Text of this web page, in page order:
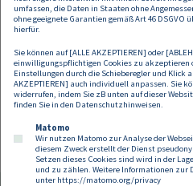
basierten Lösungen
Zur Anmeldung geht eshier.
umfassen, die Daten in Staaten ohne
ohne geeignete Garantien gemäß Art 46
hierfür.
Sie können auf [ALLE AKZEPTIEREN] oder
einwilligungspflichtigen Cookies zu akzeptieren
Einstellungen durch die Schieberegler und Klick
AKZEPTIEREN] auch individuell anpassen. Sie
widerrufen, indem Sie zB unten auf dieser
finden Sie in den Datenschutzhinweisen.
Matomo
Wir nutzen Matomo zur Analyse der
diesem Zweck erstellt der Dienst
Setzen dieses Cookies sind wird in der
und zu zählen. Weitere Informationen zur
unter https://matomo.org/privacy